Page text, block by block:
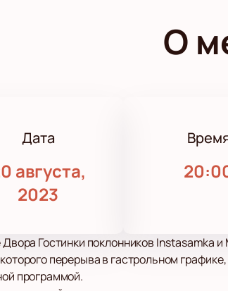
О
Дата
августа,
2023
Гостинки поклонников Instasamka
перерыва в гастрольном
программой.